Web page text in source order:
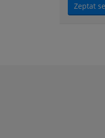
Zeptat